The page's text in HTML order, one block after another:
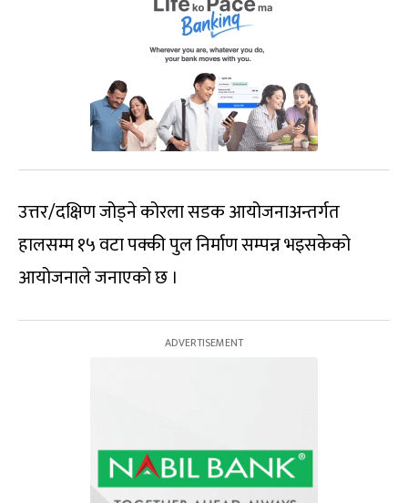
उत्तर/दक्षिण जोड्ने कोरला सडक आयोजनाअन्तर्गत
हालसम्म १५ वटा पक्की पुल निर्माण सम्पन्न भइसकेको
आयोजनाले जनाएको छ ।